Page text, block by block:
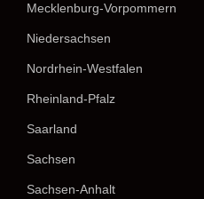
Mecklenburg-Vorpommern
Niedersachsen
Nordrhein-Westfalen
Rheinland-Pfalz
Saarland
Sachsen
Sachsen-Anhalt